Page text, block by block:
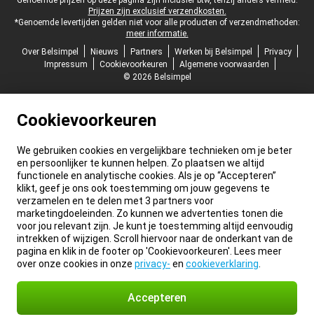
Prijzen zijn exclusief verzendkosten.
*Genoemde levertijden gelden niet voor alle producten of verzendmethoden:
meer informatie.
Over Belsimpel
Nieuws Partners Werken bij Belsimpel
Privacy
Impressum
Cookievoorkeuren
Algemene voorwaarden
© 2026 Belsimpel
Cookievoorkeuren
We gebruiken cookies en vergelijkbare technieken om je beter
en persoonlijker te kunnen helpen. Zo plaatsen we altijd
functionele en analytische cookies. Als je op “Accepteren”
klikt, geef je ons ook toestemming om jouw gegevens te
verzamelen en te delen met 3 partners voor
marketingdoeleinden. Zo kunnen we advertenties tonen die
voor jou relevant zijn. Je kunt je toestemming altijd eenvoudig
intrekken of wijzigen. Scroll hiervoor naar de onderkant van de
pagina en klik in de footer op 'Cookievoorkeuren'. Lees meer
over onze cookies in onze privacy- en cookieverklaring
Accepteren